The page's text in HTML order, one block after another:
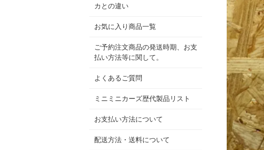
カとの違い
お気に入り商品一覧
ご予約注文商品の発送時期、お支
払い方法等に関して。
よくあるご質問
ミニミニカーズ歴代製品リスト
お支払い方法について
配送方法・送料について